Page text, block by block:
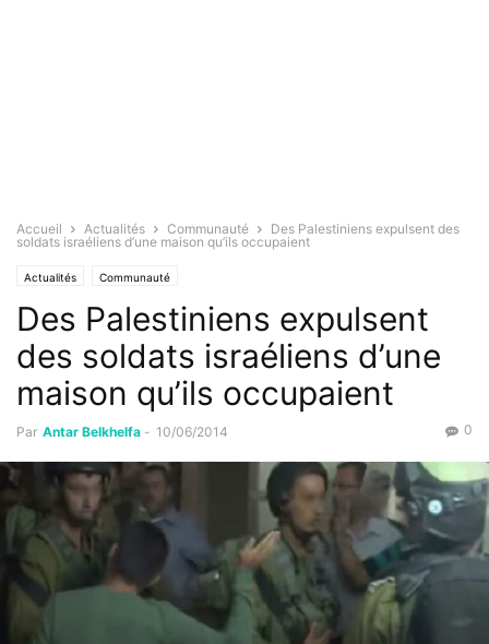
Accueil Actualités Communauté
Des Palestiniens expulsent des
soldats israéliens d’une maison qu’ils occupaient
Actualités Communauté
Des Palestiniens expulsent
des soldats israéliens d’une
maison qu’ils occupaient
Par Antar Belkhelfa - 10/06/2014 0